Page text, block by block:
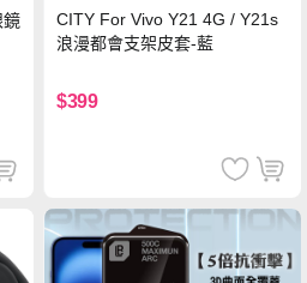
鏡
CITY For Vivo Y21 4G / Y21s
浪漫都會支架皮套-藍
$399